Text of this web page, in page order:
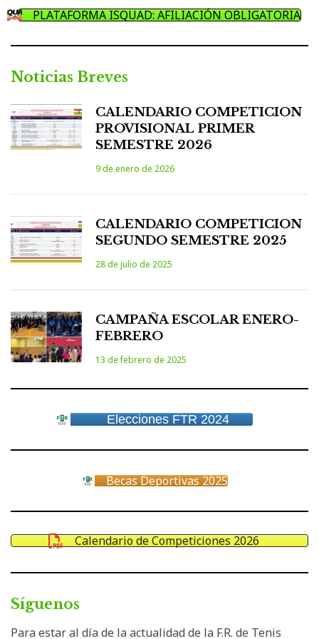
PLATAFORMA ISQUAD: AFILIACIÓN OBLIGATORIA
Noticias Breves
CALENDARIO COMPETICION
PROVISIONAL PRIMER
SEMESTRE 2026
9 de enero de 2026
CALENDARIO COMPETICION
SEGUNDO SEMESTRE 2025
28 de julio de 2025
CAMPAÑA ESCOLAR ENERO-
FEBRERO
13 de febrero de 2025
Elecciones FTR 2024
Becas Deportivas 2025
Calendario de Competiciones 2026
Síguenos
Para estar al día de la actualidad de la F.R. de Tenis